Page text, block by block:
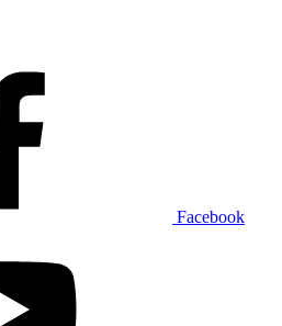
Facebook